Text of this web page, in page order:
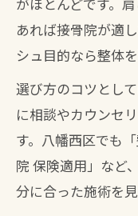
あれば接骨院が適
シュ目的なら整体
選び方のコツとし
に相談やカウンセ
す。八幡西区でも
院 保険適用」など
分に合った施術を